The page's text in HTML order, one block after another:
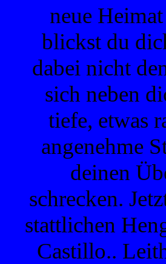
neue
blickst du
dabei nicht
sich neben
tiefe, etwas
angenehme
deinen
schrecken.
stattlichen
Castillo..